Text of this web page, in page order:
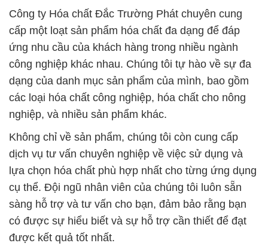
Công ty Hóa chất Đắc Trường Phát chuyên cung
cấp một loạt sản phẩm hóa chất đa dạng để đáp
ứng nhu cầu của khách hàng trong nhiều ngành
công nghiệp khác nhau. Chúng tôi tự hào về sự đa
dạng của danh mục sản phẩm của mình, bao gồm
các loại hóa chất công nghiệp, hóa chất cho nông
nghiệp, và nhiều sản phẩm khác.
Không chỉ về sản phẩm, chúng tôi còn cung cấp
dịch vụ tư vấn chuyên nghiệp về việc sử dụng và
lựa chọn hóa chất phù hợp nhất cho từng ứng dụng
cụ thể. Đội ngũ nhân viên của chúng tôi luôn sẵn
sàng hỗ trợ và tư vấn cho bạn, đảm bảo rằng bạn
có được sự hiểu biết và sự hỗ trợ cần thiết để đạt
được kết quả tốt nhất.